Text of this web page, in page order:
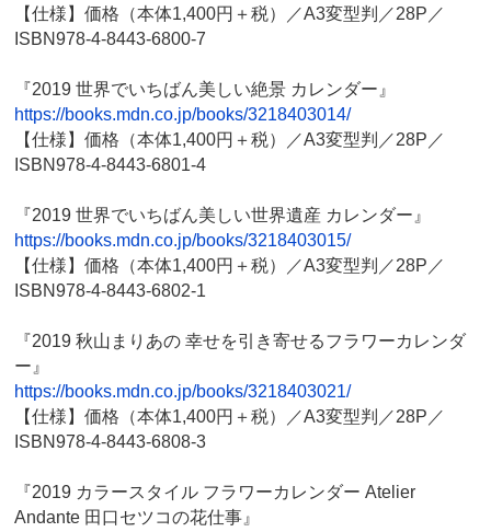
【仕様】価格（本体1,400円＋税）／A3変型判／28P／
ISBN978-4-8443-6800-7
『2019 世界でいちばん美しい絶景 カレンダー』
https://books.mdn.co.jp/books/3218403014/
【仕様】価格（本体1,400円＋税）／A3変型判／28P／
ISBN978-4-8443-6801-4
『2019 世界でいちばん美しい世界遺産 カレンダー』
https://books.mdn.co.jp/books/3218403015/
【仕様】価格（本体1,400円＋税）／A3変型判／28P／
ISBN978-4-8443-6802-1
『2019 秋山まりあの 幸せを引き寄せるフラワーカレンダ
ー』
https://books.mdn.co.jp/books/3218403021/
【仕様】価格（本体1,400円＋税）／A3変型判／28P／
ISBN978-4-8443-6808-3
『2019 カラースタイル フラワーカレンダー Atelier
Andante 田口セツコの花仕事』